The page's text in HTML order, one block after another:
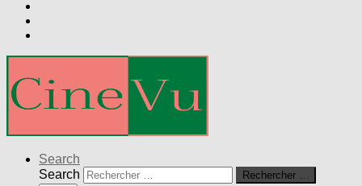
Search
Search
Rechercher …